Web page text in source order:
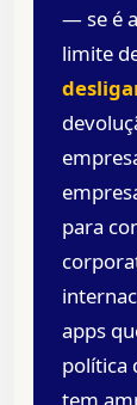
— se é
limite
para
apps
política